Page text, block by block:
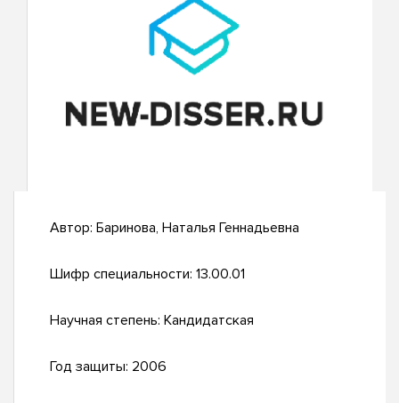
Автор: Баринова, Наталья Геннадьевна
Шифр специальности: 13.00.01
Научная степень: Кандидатская
Год защиты: 2006